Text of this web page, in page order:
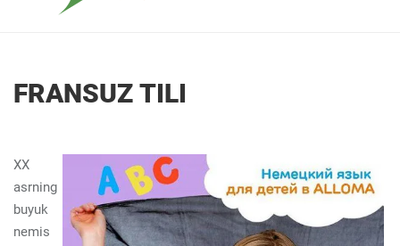
FRANSUZ TILI
XX
asrning
buyuk
nemis